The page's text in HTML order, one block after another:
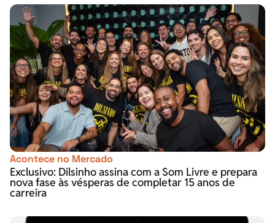
Acontece no Mercado
Exclusivo: Dilsinho assina com a Som Livre e prepara
nova fase às vésperas de completar 15 anos de
carreira